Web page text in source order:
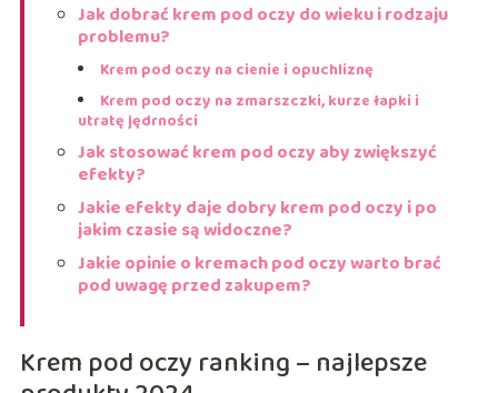
Jak dobrać krem pod oczy do wieku i rodzaju
problemu?
Krem pod oczy na cienie i opuchliznę
Krem pod oczy na zmarszczki, kurze łapki i
utratę jędrności
Jak stosować krem pod oczy aby zwiększyć
efekty?
Jakie efekty daje dobry krem pod oczy i po
jakim czasie są widoczne?
Jakie opinie o kremach pod oczy warto brać
pod uwagę przed zakupem?
Krem pod oczy ranking – najlepsze